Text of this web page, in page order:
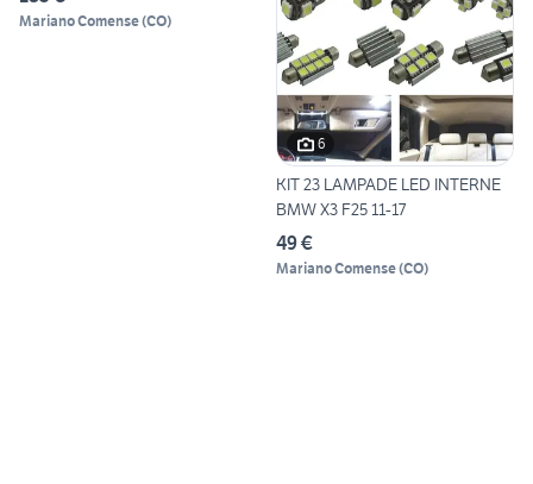
Mariano Comense(CO)
6
KIT 23 LAMPADE LED INTERNE
BMW X3 F25 11-17
49 €
Mariano Comense(CO)